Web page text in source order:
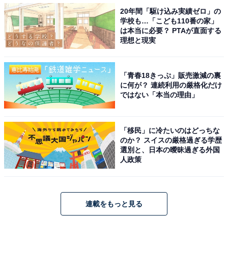
う依頼され、取材を進める中でどんどん不信感を募らせ
ることに……。最終的には細木さんと対立するのです
が、鬼気迫る2人の名俳優がぶつかり合う姿を堪能でき
お金の価値について語る時
まず万札に火をつけるのが細木数子流💴🔥
#地獄に堕ちるわよ
pic.twitter.com/L3t5WB4vXM
— Netflix Japan | ネットフリックス (@NetflixJP)
May 7, 2026
ネタバレになるので詳細は書けないのですが、クライマ
ックスに向けて見せる戸田さんと伊藤さんの演技は圧巻
20年間「駆け込み実績ゼロ」の
学校も…「こども110番の家」
は本当に必要？ PTAが直面する
理想と現実
「青春18きっぷ」販売激減の裏
に何が？ 連続利用の厳格化だけ
ではない「本当の理由」
「移民」に冷たいのはどっちな
のか？ スイスの厳格過ぎる学歴
選別と、日本の曖昧過ぎる外国
人政策
連載をもっと見る